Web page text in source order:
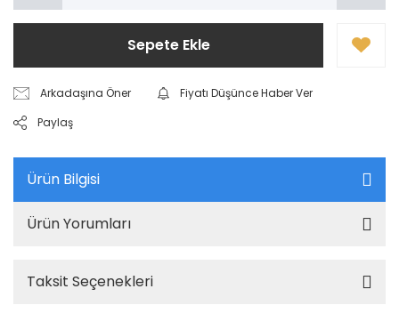
Sepete Ekle
Arkadaşına Öner
Fiyatı Düşünce Haber Ver
Paylaş
Ürün Bilgisi
Ürün Yorumları
Taksit Seçenekleri